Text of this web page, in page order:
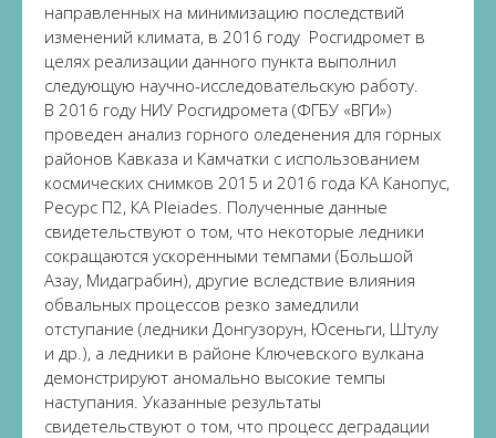
направленных на минимизацию последствий
изменений климата, в 2016 году Росгидромет в
целях реализации данного пункта выполнил
следующую научно-исследовательскую работу.
В 2016 году НИУ Росгидромета (ФГБУ «ВГИ»)
проведен анализ горного оледенения для горных
районов Кавказа и Камчатки с использованием
космических снимков 2015 и 2016 года КА Канопус,
Ресурс П2, КА Pleiades. Полученные данные
свидетельствуют о том, что некоторые ледники
сокращаются ускоренными темпами (Большой
Азау, Мидаграбин), другие вследствие влияния
обвальных процессов резко замедлили
отступание (ледники Донгузорун, Юсеньги, Штулу
и др.), а ледники в районе Ключевского вулкана
демонстрируют аномально высокие темпы
наступания. Указанные результаты
свидетельствуют о том, что процесс деградации